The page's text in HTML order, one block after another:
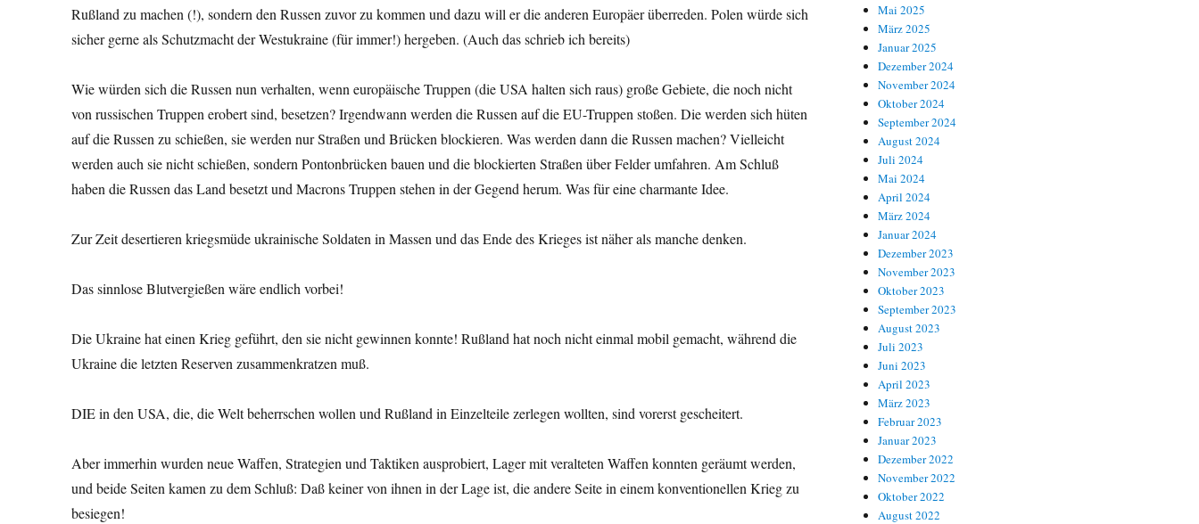
Rußland zu machen (!), sondern den Russen zuvor zu kommen und dazu will er die anderen Europäer überreden. Polen würde sich
sicher gerne als Schutzmacht der Westukraine (für immer!) hergeben. (Auch das schrieb ich bereits)
Wie würden sich die Russen nun verhalten, wenn europäische Truppen (die USA halten sich raus) große Gebiete, die noch nicht
von russischen Truppen erobert sind, besetzen? Irgendwann werden die Russen auf die EU-Truppen stoßen. Die werden sich hüten
auf die Russen zu schießen, sie werden nur Straßen und Brücken blockieren. Was werden dann die Russen machen? Vielleicht
werden auch sie nicht schießen, sondern Pontonbrücken bauen und die blockierten Straßen über Felder umfahren. Am Schluß
haben die Russen das Land besetzt und Macrons Truppen stehen in der Gegend herum. Was für eine charmante Idee.
Zur Zeit desertieren kriegsmüde ukrainische Soldaten in Massen und das Ende des Krieges ist näher als manche denken.
Das sinnlose Blutvergießen wäre endlich vorbei!
Die Ukraine hat einen Krieg geführt, den sie nicht gewinnen konnte! Rußland hat noch nicht einmal mobil gemacht, während die
Ukraine die letzten Reserven zusammenkratzen muß.
DIE in den USA, die, die Welt beherrschen wollen und Rußland in Einzelteile zerlegen wollten, sind vorerst gescheitert.
Aber immerhin wurden neue Waffen, Strategien und Taktiken ausprobiert, Lager mit veralteten Waffen konnten geräumt werden,
und beide Seiten kamen zu dem Schluß: Daß keiner von ihnen in der Lage ist, die andere Seite in einem konventionellen Krieg zu
besiegen!
Mai 2025
März 2025
Januar 2025
Dezember 2024
November 2024
Oktober 2024
September 2024
August 2024
Juli 2024
Mai 2024
April 2024
März 2024
Januar 2024
Dezember 2023
November 2023
Oktober 2023
September 2023
August 2023
Juli 2023
Juni 2023
April 2023
März 2023
Februar 2023
Januar 2023
Dezember 2022
November 2022
Oktober 2022
August 2022